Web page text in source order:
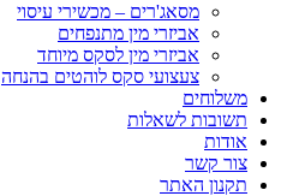
מסאג'רים – מכשירי עיסוי
אביזרי מין מתנפחים
אביזרי מין לסקס מיוחד
צעצועי סקס לוהטים בהנחה
משלוחים
תשובות לשאלות
אודות
צור קשר
תקנון האתר